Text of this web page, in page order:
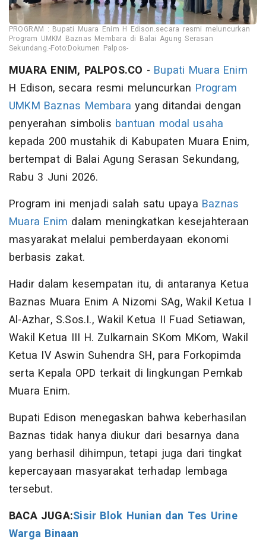
PROGRAM : Bupati Muara Enim H Edison.secara resmi meluncurkan
Program UMKM Baznas Membara di Balai Agung Serasan
Sekundang.-Foto:Dokumen Palpos-
MUARA ENIM, PALPOS.CO - Bupati Muara Enim
H Edison, secara resmi meluncurkan Program
UMKM Baznas Membara yang ditandai dengan
penyerahan simbolis bantuan modal usaha
kepada 200 mustahik di Kabupaten Muara Enim,
bertempat di Balai Agung Serasan Sekundang,
Rabu 3 Juni 2026.
Program ini menjadi salah satu upaya Baznas
Muara Enim dalam meningkatkan kesejahteraan
masyarakat melalui pemberdayaan ekonomi
berbasis zakat.
Hadir dalam kesempatan itu, di antaranya Ketua
Baznas Muara Enim A Nizomi SAg, Wakil Ketua I
Al-Azhar, S.Sos.I., Wakil Ketua II Fuad Setiawan,
Wakil Ketua III H. Zulkarnain SKom MKom, Wakil
Ketua IV Aswin Suhendra SH, para Forkopimda
serta Kepala OPD terkait di lingkungan Pemkab
Muara Enim.
Bupati Edison menegaskan bahwa keberhasilan
Baznas tidak hanya diukur dari besarnya dana
yang berhasil dihimpun, tetapi juga dari tingkat
kepercayaan masyarakat terhadap lembaga
tersebut.
BACA JUGA:Sisir Blok Hunian dan Tes Urine
Warga Binaan